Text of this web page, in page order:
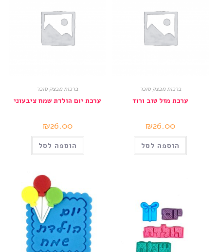
ברכות מבצק סוכר
ערכת מזל טוב ורוד
₪26.00
הוספה לסל
ברכות מבצק סוכר
ערכת יום הולדת שמח ציבעוני
₪26.00
הוספה לסל